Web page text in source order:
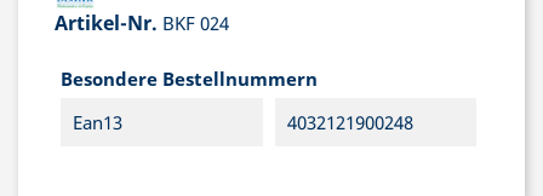
Artikel-Nr. BKF 024
Besondere Bestellnummern
Ean13
4032121900248